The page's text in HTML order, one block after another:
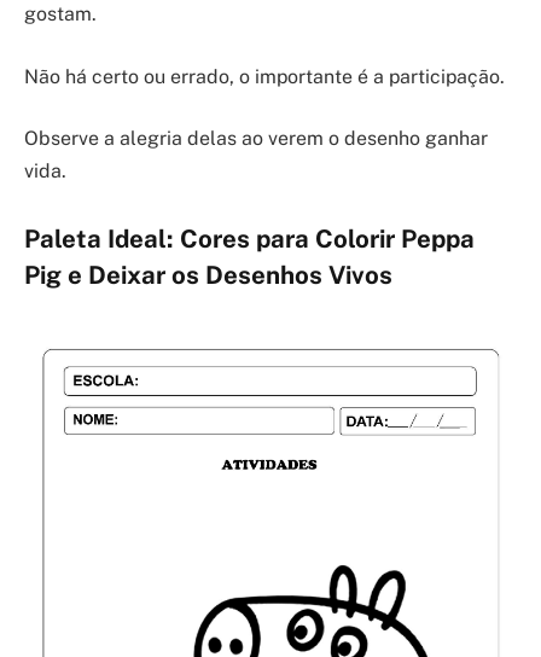
gostam.
Não há certo ou errado, o importante é a participação.
Observe a alegria delas ao verem o desenho ganhar
vida.
Paleta Ideal: Cores para Colorir Peppa
Pig e Deixar os Desenhos Vivos